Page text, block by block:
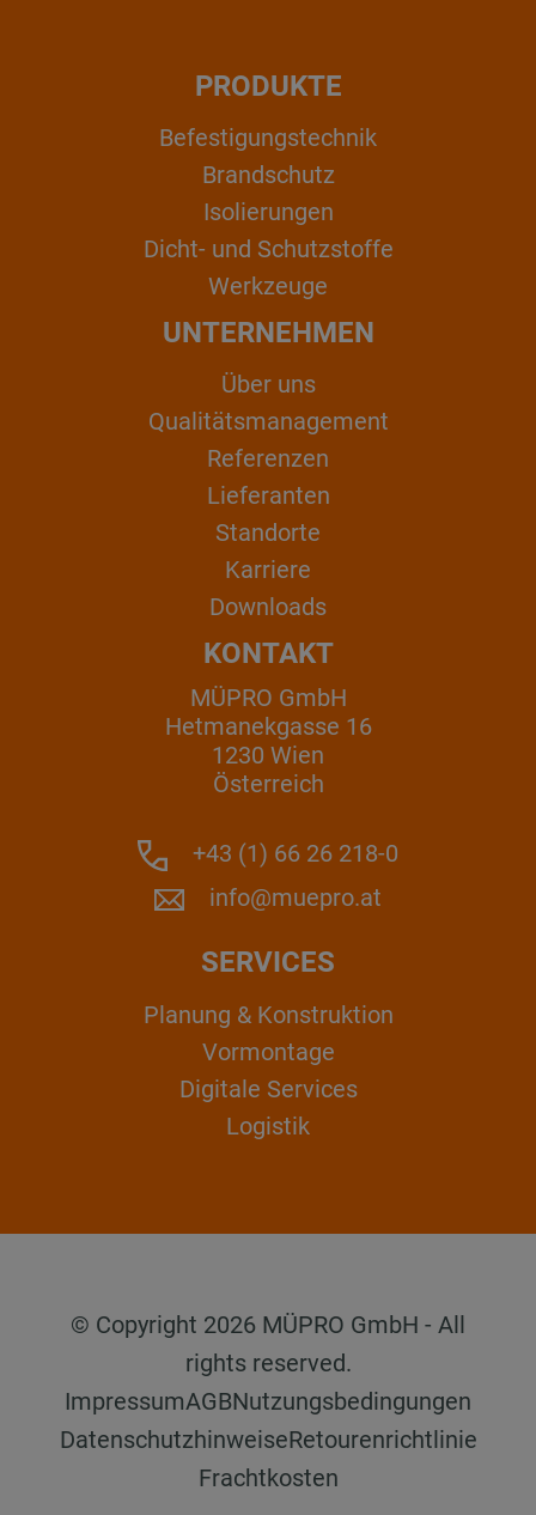
PRODUKTE
Befestigungstechnik
Brandschutz
Isolierungen
Dicht- und Schutzstoffe
Werkzeuge
UNTERNEHMEN
Über uns
Qualitätsmanagement
Referenzen
Lieferanten
Standorte
Karriere
Downloads
KONTAKT
MÜPRO GmbH
Hetmanekgasse 16
1230 Wien
Österreich
+43 (1) 66 26 218-0
info@muepro.at
SERVICES
Planung & Konstruktion
Vormontage
Digitale Services
Logistik
© Copyright 2026 MÜPRO GmbH - All
rights reserved.
ImpressumAGBNutzungsbedingungen
DatenschutzhinweiseRetourenrichtlinie
Frachtkosten